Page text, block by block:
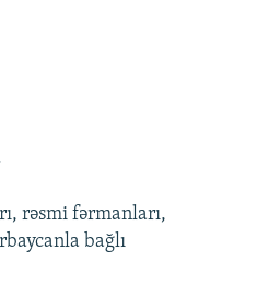
rəsmi fərmanları,
bağlı